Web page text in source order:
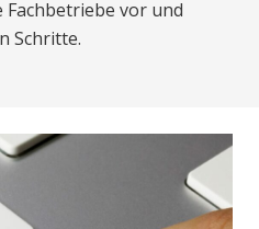
Fachbetriebe vor und
Schritte.